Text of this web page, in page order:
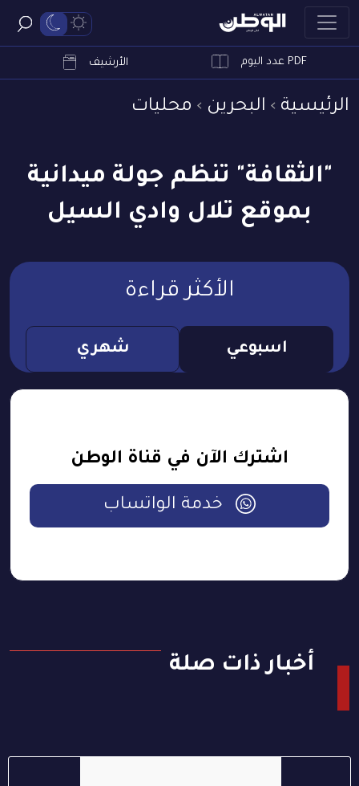
PDF عدد اليوم الأرشيف
الرئيسية البحرين محليات
"الثقافة" تنظم جولة ميدانية
بموقع تلال وادي السيل
الأكثر قراءة
اسبوعي شهري
اشترك الآن في قناة الوطن
خدمة الواتساب
أخبار ذات صلة